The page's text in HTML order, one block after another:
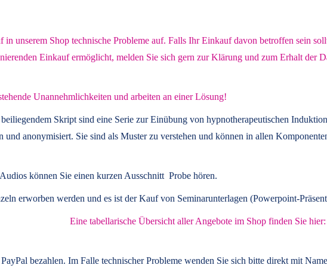
unserem Shop technische Probleme auf. Falls Ihr Einkauf davon betroffen sein
Einkauf ermöglicht, melden Sie sich gern zur Klärung und zum Erhalt der
Unannehmlichkeiten und arbeiten an einer Lösung!
Skript sind eine Serie zur Einübung von hypnotherapeutischen
und anonymisiert. Sie sind als Muster zu verstehen und können in allen
können Sie einen kurzen Ausschnitt Probe hören.
erworben werden und es ist der Kauf von Seminarunterlagen (Powerpoint-
Eine tabellarische Übersicht aller Angebote im Shop finden Sie hier:
bezahlen. Im Falle technischer Probleme wenden Sie sich bitte direkt mit